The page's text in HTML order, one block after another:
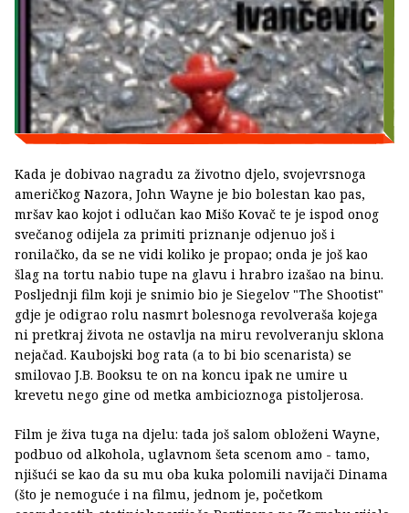
Kada je dobivao nagradu za životno djelo, svojevrsnoga
američkog Nazora, John Wayne je bio bolestan kao pas,
mršav kao kojot i odlučan kao Mišo Kovač te je ispod onog
svečanog odijela za primiti priznanje odjenuo još i
ronilačko, da se ne vidi koliko je propao; onda je još kao
šlag na tortu nabio tupe na glavu i hrabro izašao na binu.
Posljednji film koji je snimio bio je Siegelov "The Shootist"
gdje je odigrao rolu nasmrt bolesnoga revolveraša kojega
ni pretkraj života ne ostavlja na miru revolveranju sklona
nejačad. Kaubojski bog rata (a to bi bio scenarista) se
smilovao J.B. Booksu te on na koncu ipak ne umire u
krevetu nego gine od metka ambicioznoga pistoljerosa.
Film je živa tuga na djelu: tada još salom obloženi Wayne,
podbuo od alkohola, uglavnom šeta scenom amo - tamo,
njišući se kao da su mu oba kuka polomili navijači Dinama
(što je nemoguće i na filmu, jednom je, početkom